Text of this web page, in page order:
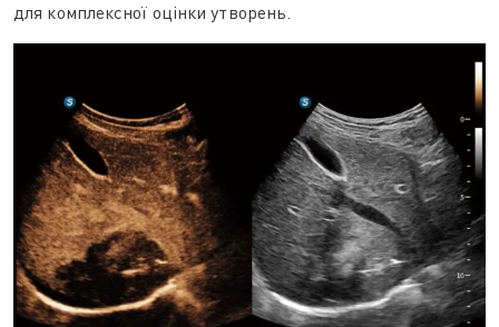
для комплексної оцінки утворень.